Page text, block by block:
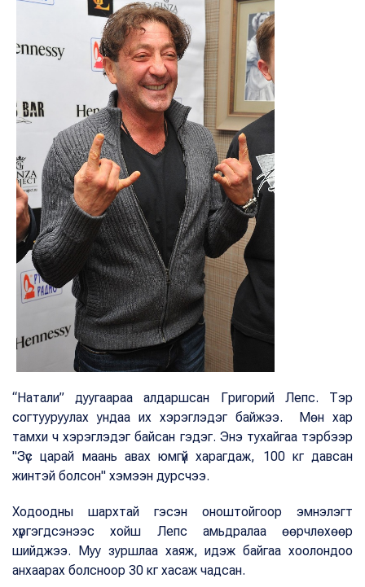
“Натали” дуугаараа алдаршсан Григорий Лепс. Тэр
согтууруулах ундаа их хэрэглэдэг байжээ. Мөн хар
тамхи ч хэрэглэдэг байсан гэдэг. Энэ тухайгаа тэрбээр
"Зүс царай маань авах юмгүй харагдаж, 100 кг давсан
жинтэй болсон" хэмээн дурсчээ.
Ходоодны шархтай гэсэн оноштойгоор эмнэлэгт
хүргэгдсэнээс хойш Лепс амьдралаа өөрчлөхөөр
шийджээ. Муу зуршлаа хаяж, идэж байгаа хоолондоо
анхаарах болсноор 30 кг хасаж чадсан.